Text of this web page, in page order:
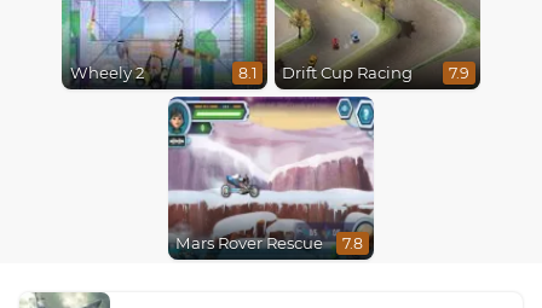
Wheely 2 8.1 Drift Cup Racing 7.9
Mars Rover Rescue 7.8